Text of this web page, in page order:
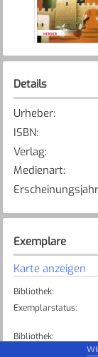
Details
Urheber:
ISBN:
Verlag:
Medienart:
Erscheinungsjahr
Exemplare
Karte anzeigen
Bibliothek:
Exemplarstatus:
Bibliothek: